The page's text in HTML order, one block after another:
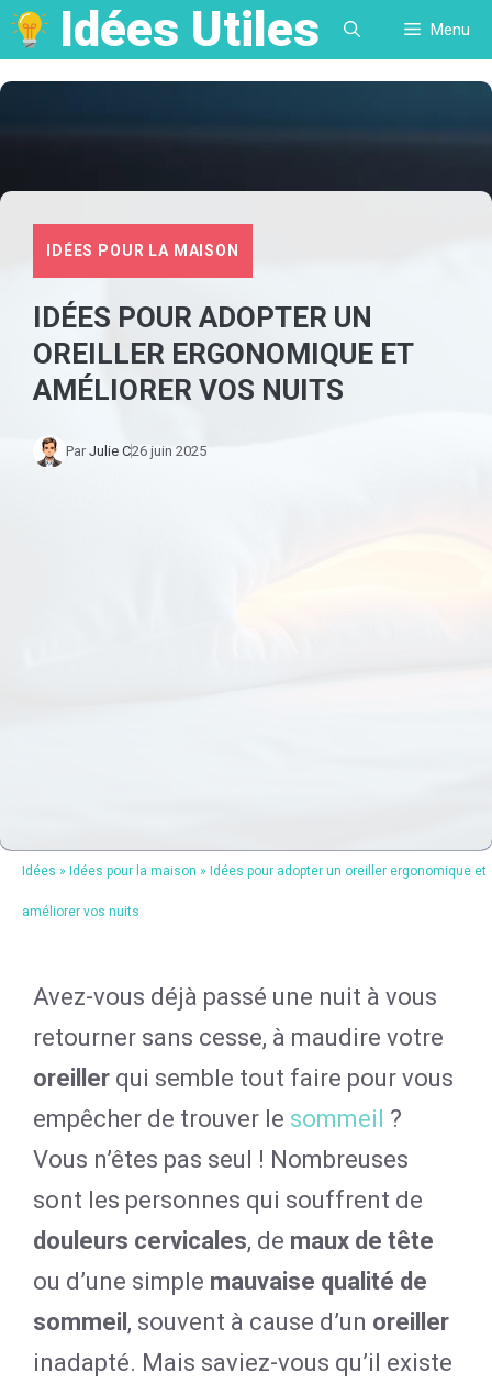
Aller
au
contenu
Idées Utiles Menu
IDÉES POUR LA MAISON
IDÉES POUR ADOPTER UN
OREILLER ERGONOMIQUE ET
AMÉLIORER VOS NUITS
ParJulie C26 juin 2025
Idées » Idées pour la maison » Idées pour adopter un oreiller ergonomique et
améliorer vos nuits
Avez-vous déjà passé une nuit à vous
retourner sans cesse, à maudire votre
oreiller qui semble tout faire pour vous
empêcher de trouver le sommeil ?
Vous n’êtes pas seul ! Nombreuses
sont les personnes qui souffrent de
douleurs cervicales, de maux de tête
ou d’une simple mauvaise qualité de
sommeil , souvent à cause d’un oreiller
inadapté. Mais saviez-vous qu’il existe